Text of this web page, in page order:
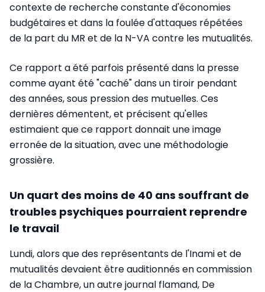
contexte de recherche constante d'économies
budgétaires et dans la foulée d'attaques répétées
de la part du MR et de la N-VA contre les mutualités.
Ce rapport a été parfois présenté dans la presse
comme ayant été "caché" dans un tiroir pendant
des années, sous pression des mutuelles. Ces
dernières démentent, et précisent qu'elles
estimaient que ce rapport donnait une image
erronée de la situation, avec une méthodologie
grossière.
Un quart des moins de 40 ans souffrant de
troubles psychiques pourraient reprendre
le travail
Lundi, alors que des représentants de l'Inami et de
mutualités devaient être auditionnés en commission
de la Chambre, un autre journal flamand, De